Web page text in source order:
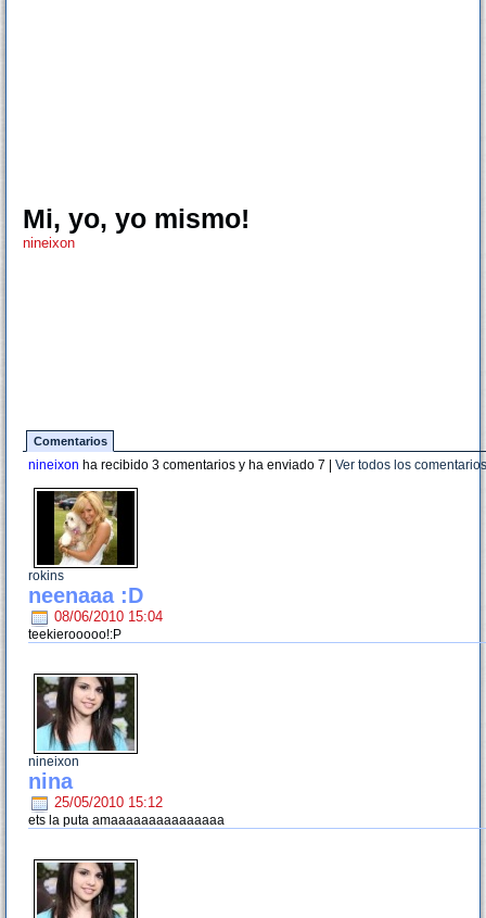
Mi, yo, yo mismo!
nineixon
Comentarios
nineixon ha recibido 3 comentarios y ha enviado 7 Ver todos los comentarios
rokins
neenaaa :D
08/06/2010 15:04
teekierooooo!:P
nineixon
nina
25/05/2010 15:12
ets la puta amaaaaaaaaaaaaaaa